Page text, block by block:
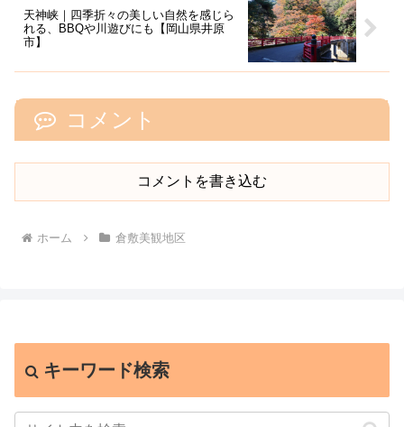
天神峡｜四季折々の美しい自然を感じら
れる、BBQや川遊びにも【岡山県井原
市】
コメント
コメントを書き込む
ホーム 倉敷美観地区
キーワード検索